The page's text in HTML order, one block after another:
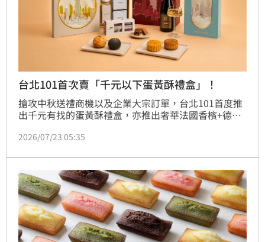
台北101首次賣「千元以下蛋黃酥禮盒」！
搶攻中秋送禮商機以及企業大宗訂單，台北101首度推
出千元有找的蛋黃酥禮盒，亦推出奢華法國香檳+德國
外，漢來美食中秋禮盒集結9款經典與創新風味月餅，
福利推廣；台北文華東方酒店今年首度雙入廣式月餅禮
盒。
2026/07/23 05:35